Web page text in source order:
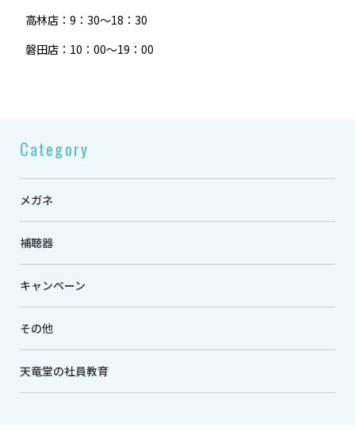
高林店：9：30～18：30
磐田店：10：00～19：00
Category
メガネ
補聴器
キャンペーン
その他
天竜堂の社員教育